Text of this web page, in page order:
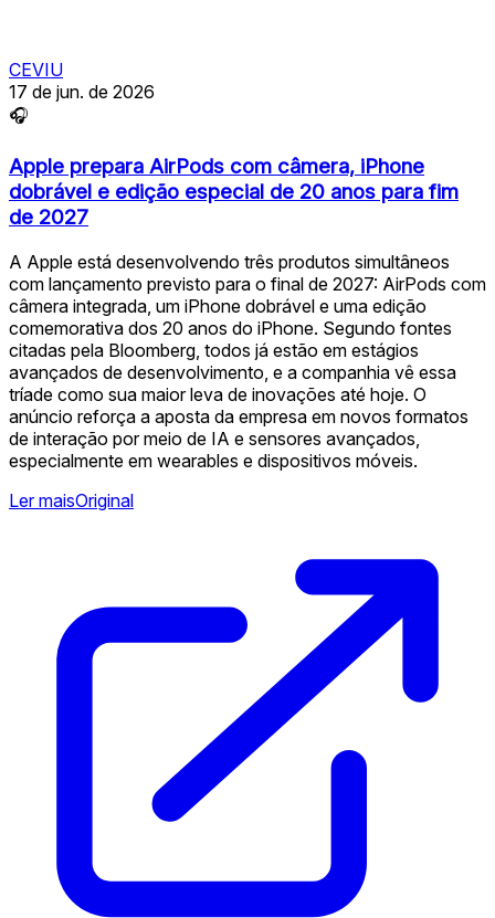
CEVIU
17 de jun. de 2026
🎧
Apple prepara AirPods com câmera, iPhone
dobrável e edição especial de 20 anos para fim
de 2027
A Apple está desenvolvendo três produtos simultâneos
com lançamento previsto para o final de 2027: AirPods com
câmera integrada, um iPhone dobrável e uma edição
comemorativa dos 20 anos do iPhone. Segundo fontes
citadas pela Bloomberg, todos já estão em estágios
avançados de desenvolvimento, e a companhia vê essa
tríade como sua maior leva de inovações até hoje. O
anúncio reforça a aposta da empresa em novos formatos
de interação por meio de IA e sensores avançados,
especialmente em wearables e dispositivos móveis.
Ler maisOriginal